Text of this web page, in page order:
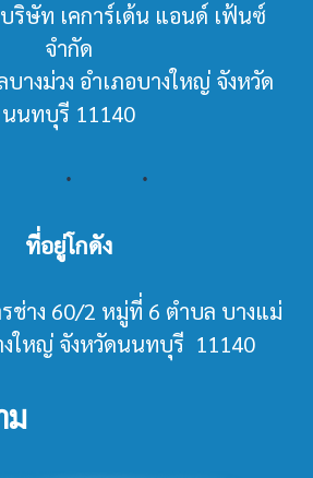
ริษัท เคการ์เด้น แอนด์ เฟ้นซ์
จำกัด
างม่วง อำเภอบางใหญ่ จังหวัด
นนทบุรี 11140
ที่อยู่โกดัง
รช่าง 60/2 หมู่ที่ 6 ตำบล บางแม่
งใหญ่ จังหวัดนนทบุรี 11140
ม